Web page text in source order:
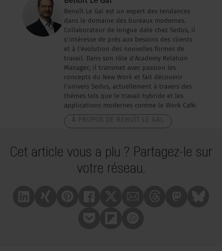
Benoît Le Gal est un expert des tendances
dans le domaine des bureaux modernes.
Collaborateur de longue date chez Sedus, il
s'intéresse de près aux besoins des clients
et à l'évolution des nouvelles formes de
travail. Dans son rôle d'Academy Relation
Manager, il transmet avec passion les
concepts du New Work et fait découvrir
l'univers Sedus, actuellement à travers des
thèmes tels que le travail hybride et les
applications modernes comme le Work Café.
Cet article vous a plu ? Partagez-le sur
votre réseau.